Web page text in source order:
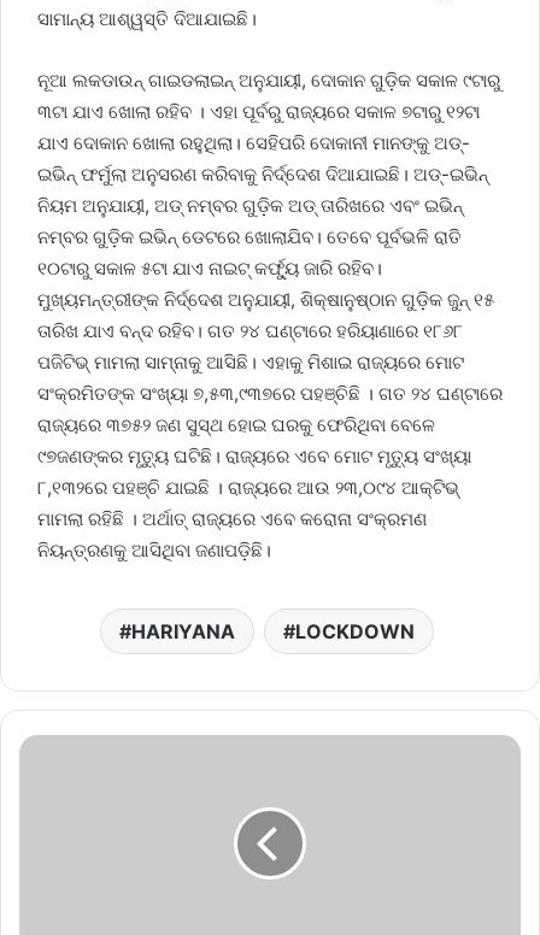
ସାମାନ୍ୟ ଆଶ୍ୱସ୍ତି ଦିଆଯାଇଛି।
ନୂଆ ଲକଡାଉନ୍ ଗାଇଡଲାଇନ୍ ଅନୁଯାୟୀ, ଦୋକାନ ଗୁଡ଼ିକ ସକାଳ ୯ଟାରୁ
୩ଟା ଯାଏ ଖୋଲା ରହିବ । ଏହା ପୂର୍ବରୁ ରାଜ୍ୟରେ ସକାଳ ୭ଟାରୁ ୧୨ଟା
ଯାଏ ଦୋକାନ ଖୋଲା ରହୁଥିଲା। ସେହିପରି ଦୋକାନୀ ମାନଙ୍କୁ ଅଡ୍-
ଇଭିନ୍ ଫର୍ମୁଲା ଅନୁସରଣ କରିବାକୁ ନିର୍ଦ୍ଦେଶ ଦିଆଯାଇଛି। ଅଡ୍-ଇଭିନ୍
ନିୟମ ଅନୁଯାୟୀ, ଅଡ୍ ନମ୍ବର ଗୁଡ଼ିକ ଅଡ୍ ତାରିଖରେ ଏବଂ ଇଭିନ୍
ନମ୍ବର ଗୁଡ଼ିକ ଇଭିନ୍ ଡେଟରେ ଖୋଲାଯିବ। ତେବେ ପୂର୍ବଭଳି ରାତି
୧୦ଟାରୁ ସକାଳ ୫ଟା ଯାଏ ନାଇଟ୍ କର୍ଫ୍ୟୁ ଜାରି ରହିବ।
ମୁଖ୍ୟମନ୍ତ୍ରୀଙ୍କ ନିର୍ଦ୍ଦେଶ ଅନୁଯାୟୀ, ଶିକ୍ଷାନୁଷ୍ଠାନ ଗୁଡ଼ିକ ଜୁନ୍ ୧୫
ତାରିଖ ଯାଏ ବନ୍ଦ ରହିବ। ଗତ ୨୪ ଘଣ୍ଟାରେ ହରିୟାଣାରେ ୧୮୬୮
ପଜିଟିଭ୍ ମାମଲା ସାମ୍ନାକୁ ଆସିଛି। ଏହାକୁ ମିଶାଇ ରାଜ୍ୟରେ ମୋଟ
ସଂକ୍ରମିତଙ୍କ ସଂଖ୍ୟା ୭,୫୩,୯୩୭ରେ ପହଞ୍ଚିଛି । ଗତ ୨୪ ଘଣ୍ଟାରେ
ରାଜ୍ୟରେ ୩୭୫୨ ଜଣ ସୁସ୍ଥ ହୋଇ ଘରକୁ ଫେରିଥିବା ବେଳେ
୯୭ଜଣଙ୍କର ମୃତ୍ୟୁ ଘଟିଛି। ରାଜ୍ୟରେ ଏବେ ମୋଟ ମୃତ୍ୟୁ ସଂଖ୍ୟା
୮,୧୩୨ରେ ପହଞ୍ଚି ଯାଇଛି । ରାଜ୍ୟରେ ଆଉ ୨୩,୦୯୪ ଆକ୍ଟିଭ୍
ମାମଲା ରହିଛି । ଅର୍ଥାତ୍ ରାଜ୍ୟରେ ଏବେ କରୋନା ସଂକ୍ରମଣ
ନିୟନ୍ତ୍ରଣକୁ ଆସିଥିବା ଜଣାପଡ଼ିଛି।
HARIYANA LOCKDOWN